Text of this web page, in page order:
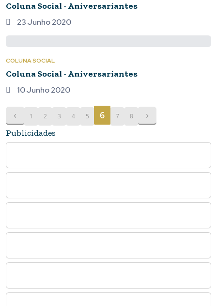
Coluna Social - Aniversariantes
23 Junho 2020
COLUNA SOCIAL
Coluna Social - Aniversariantes
10 Junho 2020
‹ 1 2 3 4 5 6 7 8 ›
Publicidades